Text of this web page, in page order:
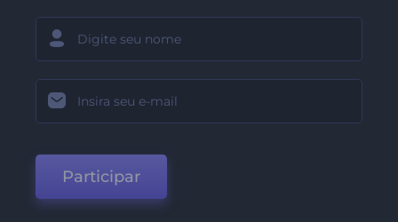
Participar